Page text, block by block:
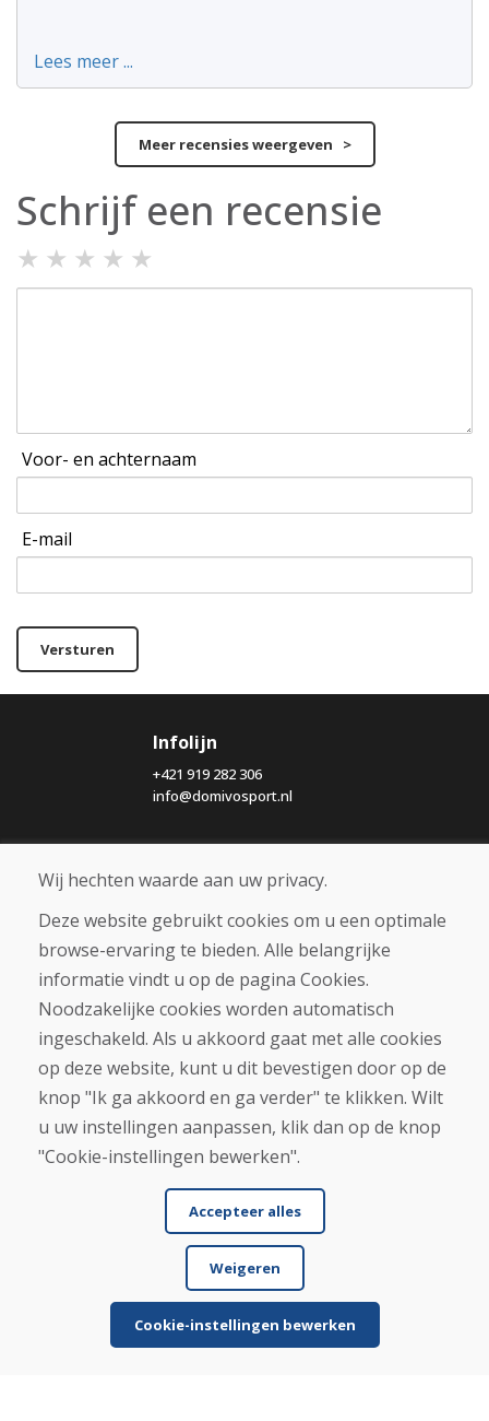
Lees meer ...
Meer recensies weergeven >
Schrijf een recensie
★ ★ ★ ★ ★
Voor- en achternaam
E-mail
Versturen
Infolijn
+421 919 282 306
info@domivosport.nl
Blog
Winkel
Contact
Aankoop
Eshop
Algemene voorwaarden
Betaling
Klacht
Retourneren en ruilen van goederen
Privacybeleid
Cookies
Wij hechten waarde aan uw privacy.
Deze website gebruikt cookies om u een optimale
browse-ervaring te bieden. Alle belangrijke
informatie vindt u op de pagina Cookies.
Noodzakelijke cookies worden automatisch
ingeschakeld. Als u akkoord gaat met alle cookies
op deze website, kunt u dit bevestigen door op de
knop "Ik ga akkoord en ga verder" te klikken. Wilt
u uw instellingen aanpassen, klik dan op de knop
"Cookie-instellingen bewerken".
Accepteer alles
Weigeren
Cookie-instellingen bewerken